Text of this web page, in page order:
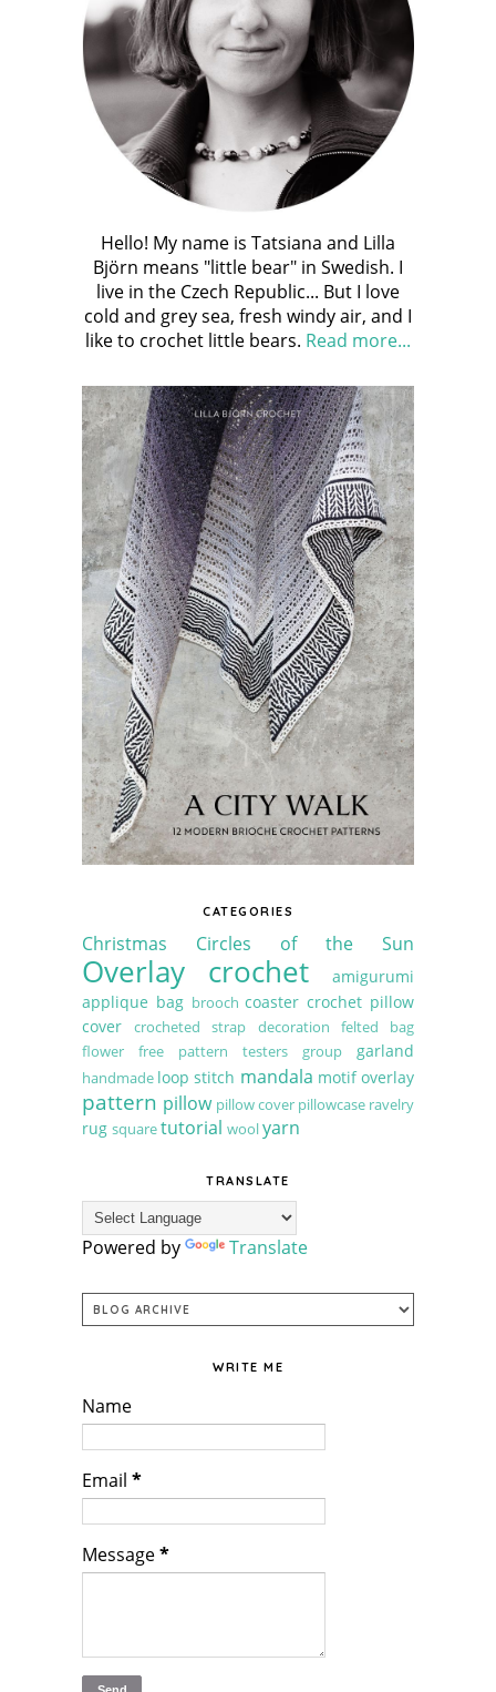
Hello! My name is Tatsiana and Lilla
Björn means "little bear" in Swedish. I
live in the Czech Republic... But I love
cold and grey sea, fresh windy air, and I
like to crochet little bears. Read more...
CATEGORIES
Christmas Circles of the Sun
Overlay crochet
amigurumi
applique bag brooch coaster crochet pillow
cover
crocheted strap decoration
felted bag
flower
free pattern testers group garland
handmade loop stitch mandala motif overlay
pattern pillow pillow cover pillowcase ravelry
rug squaretutorial woolyarn
TRANSLATE
Powered by Translate
WRITE ME
Name
Email *
Message*